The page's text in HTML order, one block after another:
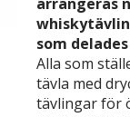
som
Alla som
tävla med
tävlingar för